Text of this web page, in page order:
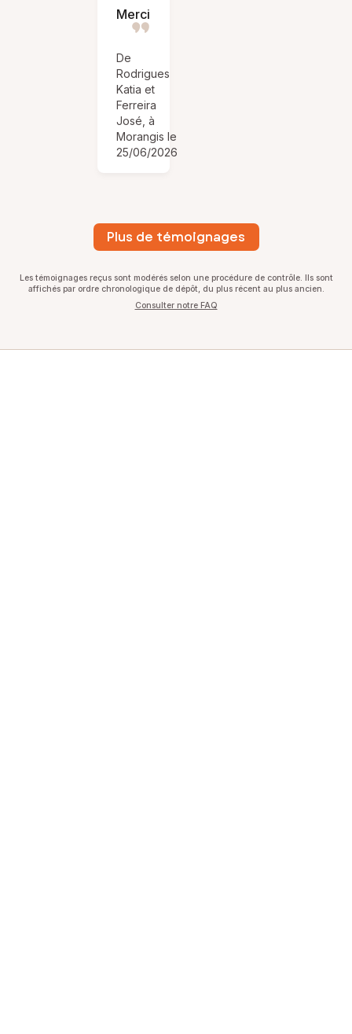
Merci
De
Rodrigues
Katia et
Ferreira
José, à
Morangis le
25/06/2026
Plus de témoignages
Les témoignages reçus sont modérés selon une procédure de contrôle. Ils sont
affichés par ordre chronologique de dépôt, du plus récent au plus ancien.
Consulter notre FAQ